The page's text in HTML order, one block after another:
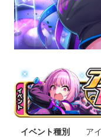
イベント種別 ア